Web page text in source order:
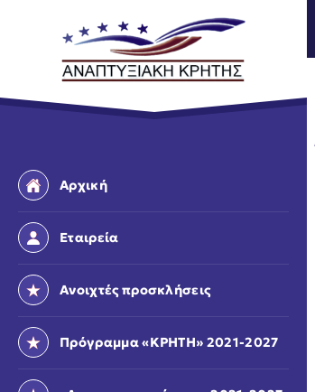
Αρχική
Εταιρεία
Ανοιχτές προσκλήσεις
Πρόγραμμα «ΚΡΗΤΗ» 2021-2027